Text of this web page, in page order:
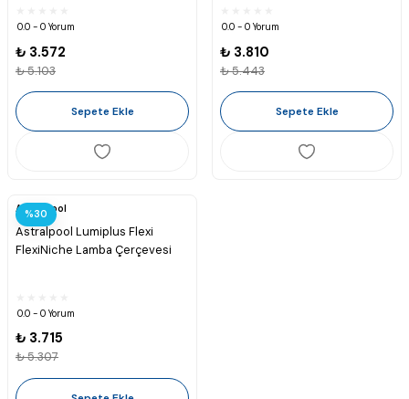
0.0 - 0 Yorum
₺ 3.572
₺ 5.103
Sepete Ekle
0.0 - 0 Yorum
₺ 3.810
₺ 5.443
Sepete Ekle
%30
Astralpool
Astralpool Lumiplus Flexi
FlexiNiche Lamba Çerçevesi
0.0 - 0 Yorum
₺ 3.715
₺ 5.307